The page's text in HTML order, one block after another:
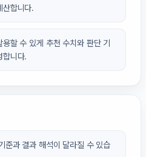
산합니다.
할 수 있게 추천 수치와 판단 기
합니다.
준과 결과 해석이 달라질 수 있습